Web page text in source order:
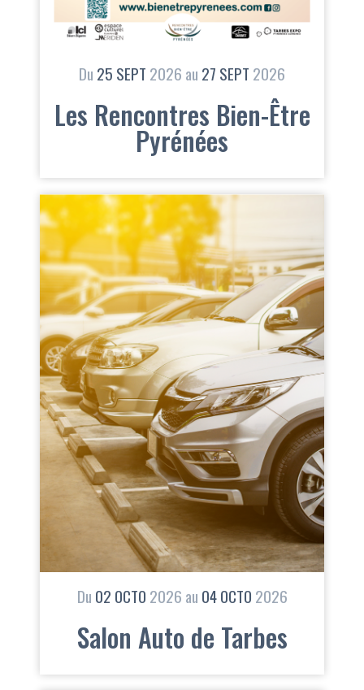
Du 25 SEPT 2026 au 27 SEPT 2026
Les Rencontres Bien-Être
Pyrénées
Du 02 OCTO 2026 au 04OCTO 2026
Salon Auto de Tarbes